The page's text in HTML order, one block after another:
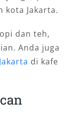
kota Jakarta.
dan teh,
Anda juga
di kafe